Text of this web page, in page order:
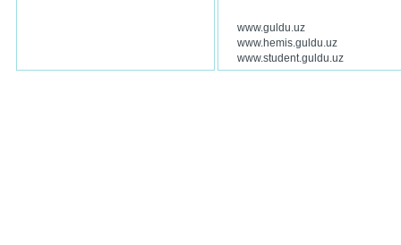
www.guldu.uz
www.hemis.guldu.uz
www.student.guldu.uz